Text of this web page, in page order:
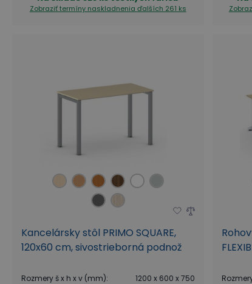
Zobraziť termíny naskladnenia ďalších 261 ks
Kancelársky stôl PRIMO SQUARE,
120x60 cm, sivostrieborná podnož
Rozmery š x h x v (mm):
1200 x 600 x 750